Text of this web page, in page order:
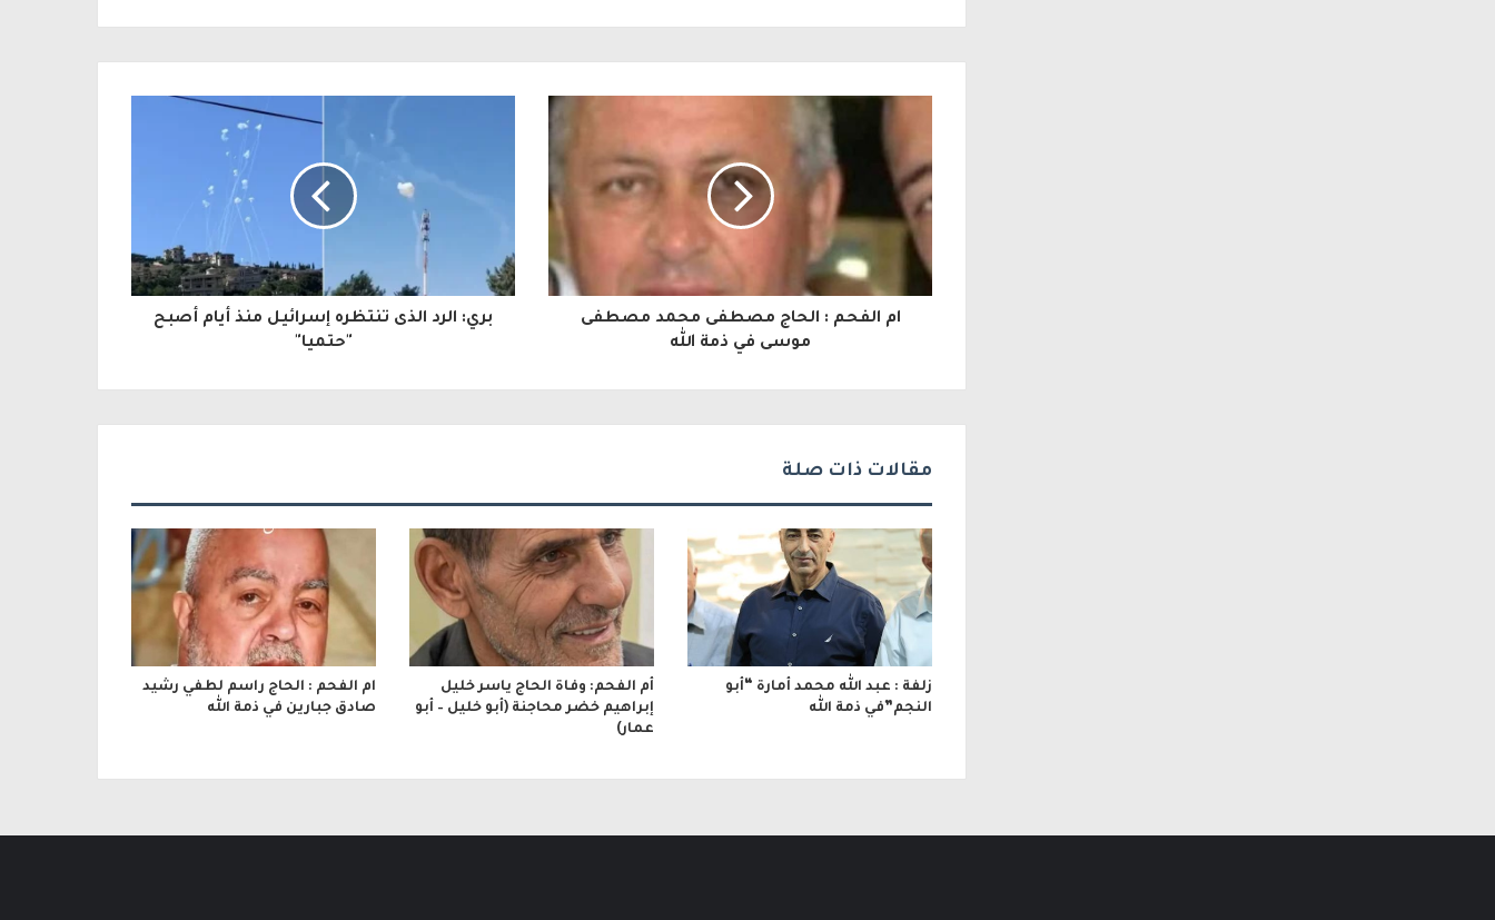
ل
ب
د
ك
ا
ل
و
ن
ي
ام الفحم : الحاج مصطفى محمد مصطفى
موسى في ذمة الله
بري: الرد الذى تنتظره إسرائيل منذ أيام أصبح
"حتميا"​​​​​​​
مقالات ذات صلة
زلفة : عبد الله محمد أمارة “أبو
النجم”في ذمة الله
أم الفحم: وفاة الحاج ياسر خليل
إبراهيم خضر محاجنة (أبو خليل – أبو
عمار)
ام الفحم : الحاج راسم لطفي رشيد
صادق جبارين في ذمة الله